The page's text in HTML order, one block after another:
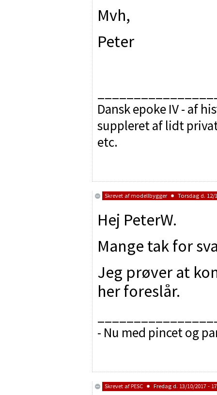
Mvh,
Peter
Dansk epoke IV - af
suppleret af lidt
etc.
Skrevet afmodellbygger Torsdag d. 12/
Hej PeterW.
Mange tak for
Jeg prøver at
her foreslår.
- Nu med pincet og
Skrevet afPESC Fredag d. 13/10/2017 -